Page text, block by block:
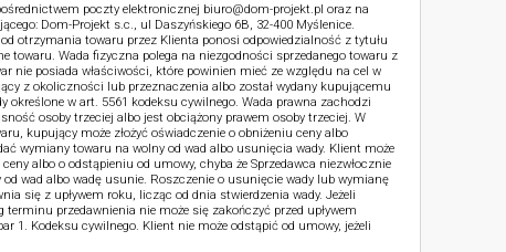
poczty elektronicznej biuro@dom-projekt.pl oraz na
Dom-Projekt s.c., ul Daszyńskiego 6B, 32-400 Myślenice.
otrzymania towaru przez Klienta ponosi odpowiedzialność z tytułu
towaru. Wada fizyczna polega na niezgodności sprzedanego towaru z
nie posiada właściwości, które powinien mieć ze względu na cel w
z okoliczności lub przeznaczenia albo został wydany kupującemu
określone w art. 5561 kodeksu cywilnego. Wada prawna zachodzi
osoby trzeciej albo jest obciążony prawem osoby trzeciej. W
kupujący może złożyć oświadczenie o obniżeniu ceny albo
wymiany towaru na wolny od wad albo usunięcia wady. Klient może
albo o odstąpieniu od umowy, chyba że Sprzedawca niezwłocznie
wad albo wadę usunie. Roszczenie o usunięcie wady lub wymianę
się z upływem roku, licząc od dnia stwierdzenia wady. Jeżeli
przedawnienia nie może się zakończyć przed upływem
1. Kodeksu cywilnego. Klient nie może odstąpić od umowy, jeżeli